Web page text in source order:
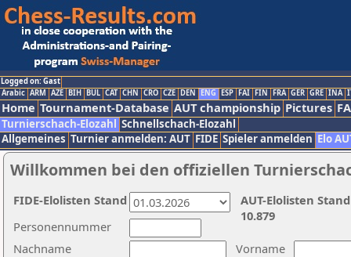
Logged on: Gast
Arabic ARM AZE BIH BUL CAT CHN CRO CZE DEN ENG ESP FAI FIN FRA GER GRE INA
Home Tournament-Database AUT championship Pictures
Turnierschach-Elozahl Schnellschach-Elozahl
Allgemeines Turnier anmelden: AUT FIDE Spieler anmelden Elo
Willkommen bei den offiziellen
Nachname
Vorname
Personennummer
AUT-Elolisten
10.879
FIDE-Elolisten Stand